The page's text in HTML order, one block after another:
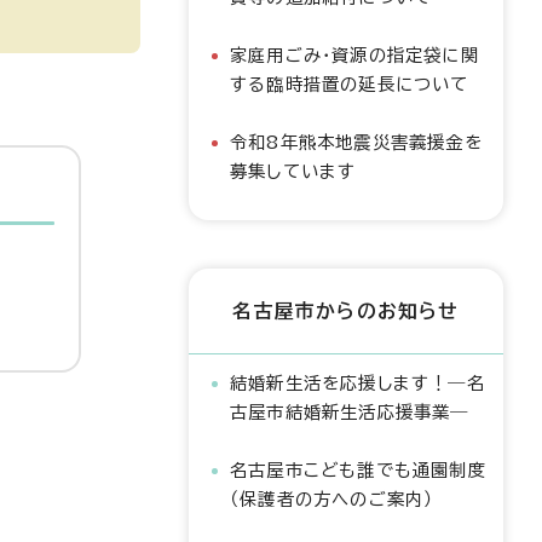
家庭用ごみ・資源の指定袋に関
する臨時措置の延長について
令和8年熊本地震災害義援金を
募集しています
名古屋市からのお知らせ
結婚新生活を応援します！―名
古屋市結婚新生活応援事業―
名古屋市こども誰でも通園制度
（保護者の方へのご案内）